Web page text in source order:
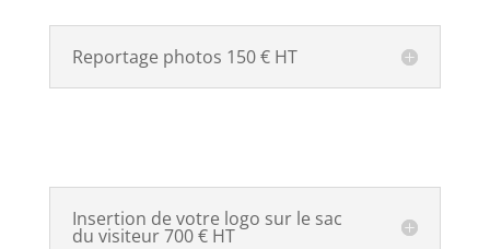
Reportage photos 150 € HT
Insertion de votre logo sur le sac
du visiteur 700 € HT